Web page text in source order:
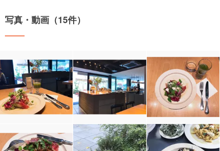
写真・動画（15件）